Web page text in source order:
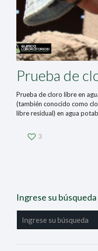
Prueba de
Prueba de cloro libre en
(también conocido como
libre residual) en agua
3
Ingrese su búsqueda